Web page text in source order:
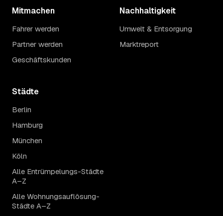
Mitmachen
Fahrer werden
Partner werden
Geschäftskunden
Nachhaltigkeit
Umwelt & Entsorgung
Marktreport
Städte
Berlin
Hamburg
München
Köln
Alle Entrümpelungs-Städte
A–Z
Alle Wohnungsauflösung-
Städte A–Z